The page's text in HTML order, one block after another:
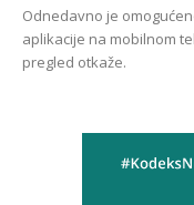
Odnedavno je
aplikacije na mobilnom
pregled otkaže.